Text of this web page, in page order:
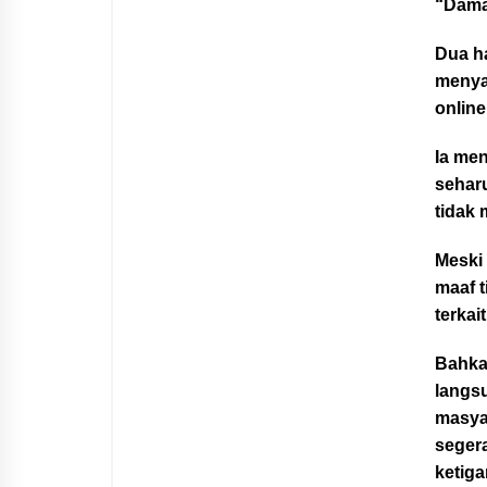
Dua
Ia
tidak
maaf